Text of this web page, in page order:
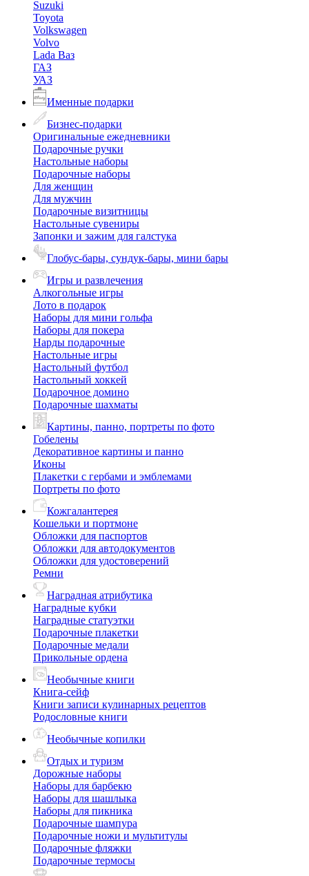
Suzuki
Toyota
Volkswagen
Volvo
Lada Ваз
ГАЗ
УАЗ
Именные подарки
Бизнес-подарки
Оригинальные ежедневники
Подарочные ручки
Настольные наборы
Подарочные наборы
Для женщин
Для мужчин
Подарочные визитницы
Настольные сувениры
Запонки и зажим для галстука
Глобус-бары, сундук-бары, мини бары
Игры и развлечения
Алкогольные игры
Лото в подарок
Наборы для мини гольфа
Наборы для покера
Нарды подарочные
Настольные игры
Настольный футбол
Настольный хоккей
Подарочное домино
Подарочные шахматы
Картины, панно, портреты по фото
Гобелены
Декоративное картины и панно
Иконы
Плакетки с гербами и эмблемами
Портреты по фото
Кожгалантерея
Кошельки и портмоне
Обложки для паспортов
Обложки для автодокументов
Обложки для удостоверений
Ремни
Наградная атрибутика
Наградные кубки
Наградные статуэтки
Подарочные плакетки
Подарочные медали
Прикольные ордена
Необычные книги
Книга-сейф
Книги записи кулинарных рецептов
Родословные книги
Необычные копилки
Отдых и туризм
Дорожные наборы
Наборы для барбекю
Наборы для шашлыка
Наборы для пикника
Подарочные шампура
Подарочные ножи и мультитулы
Подарочные фляжки
Подарочные термосы